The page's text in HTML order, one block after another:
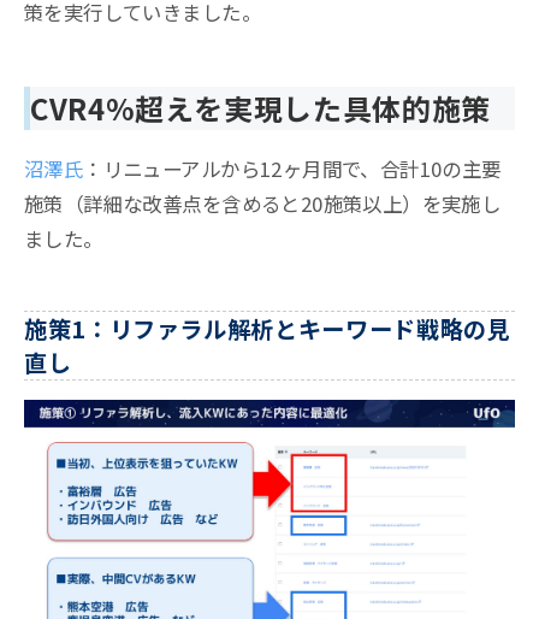
策を実行していきました。
CVR4%超えを実現した具体的施策
沼澤氏 ：リニューアルから12ヶ月間で、合計10の主要
施策（詳細な改善点を含めると20施策以上）を実施し
ました。
施策1：リファラル解析とキーワード戦略の見
直し